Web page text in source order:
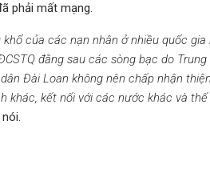
phải mất mạng.
khổ của các nạn nhân ở nhiều quốc
đằng sau các sòng bạc do
Đài Loan không nên chấp nhận
khác, kết nối với các nước khác và